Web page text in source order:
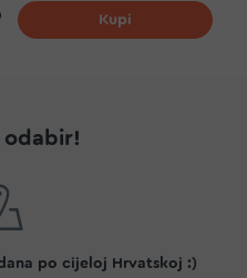
Dodaj na listu želja
Kupi
odabir!
po cijeloj Hrvatskoj :)